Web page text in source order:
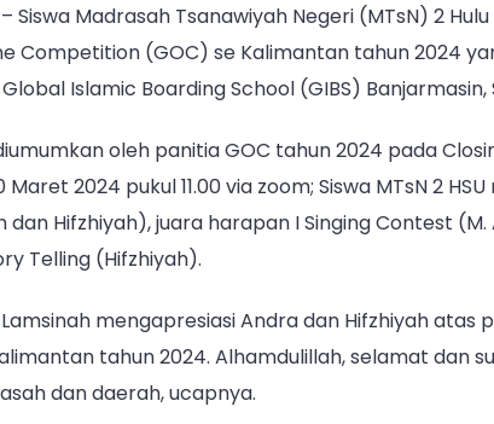
2
Siswa Madrasah Tsanawiyah Negeri (MTsN) 2
Competition (GOC) se Kalimantan tahun 2024
Islamic Boarding School (GIBS)
oleh panitia GOC tahun 2024 pada
2024 pukul 11.00 via zoom; Siswa MTsN 2
dan Hifzhiyah), juara harapan I Singing Contest (M.
Telling (Hifzhiyah).
Lamsinah mengapresiasi Andra dan Hifzhiyah
tahun 2024. Alhamdulillah, selamat dan
dan daerah, ucapnya.